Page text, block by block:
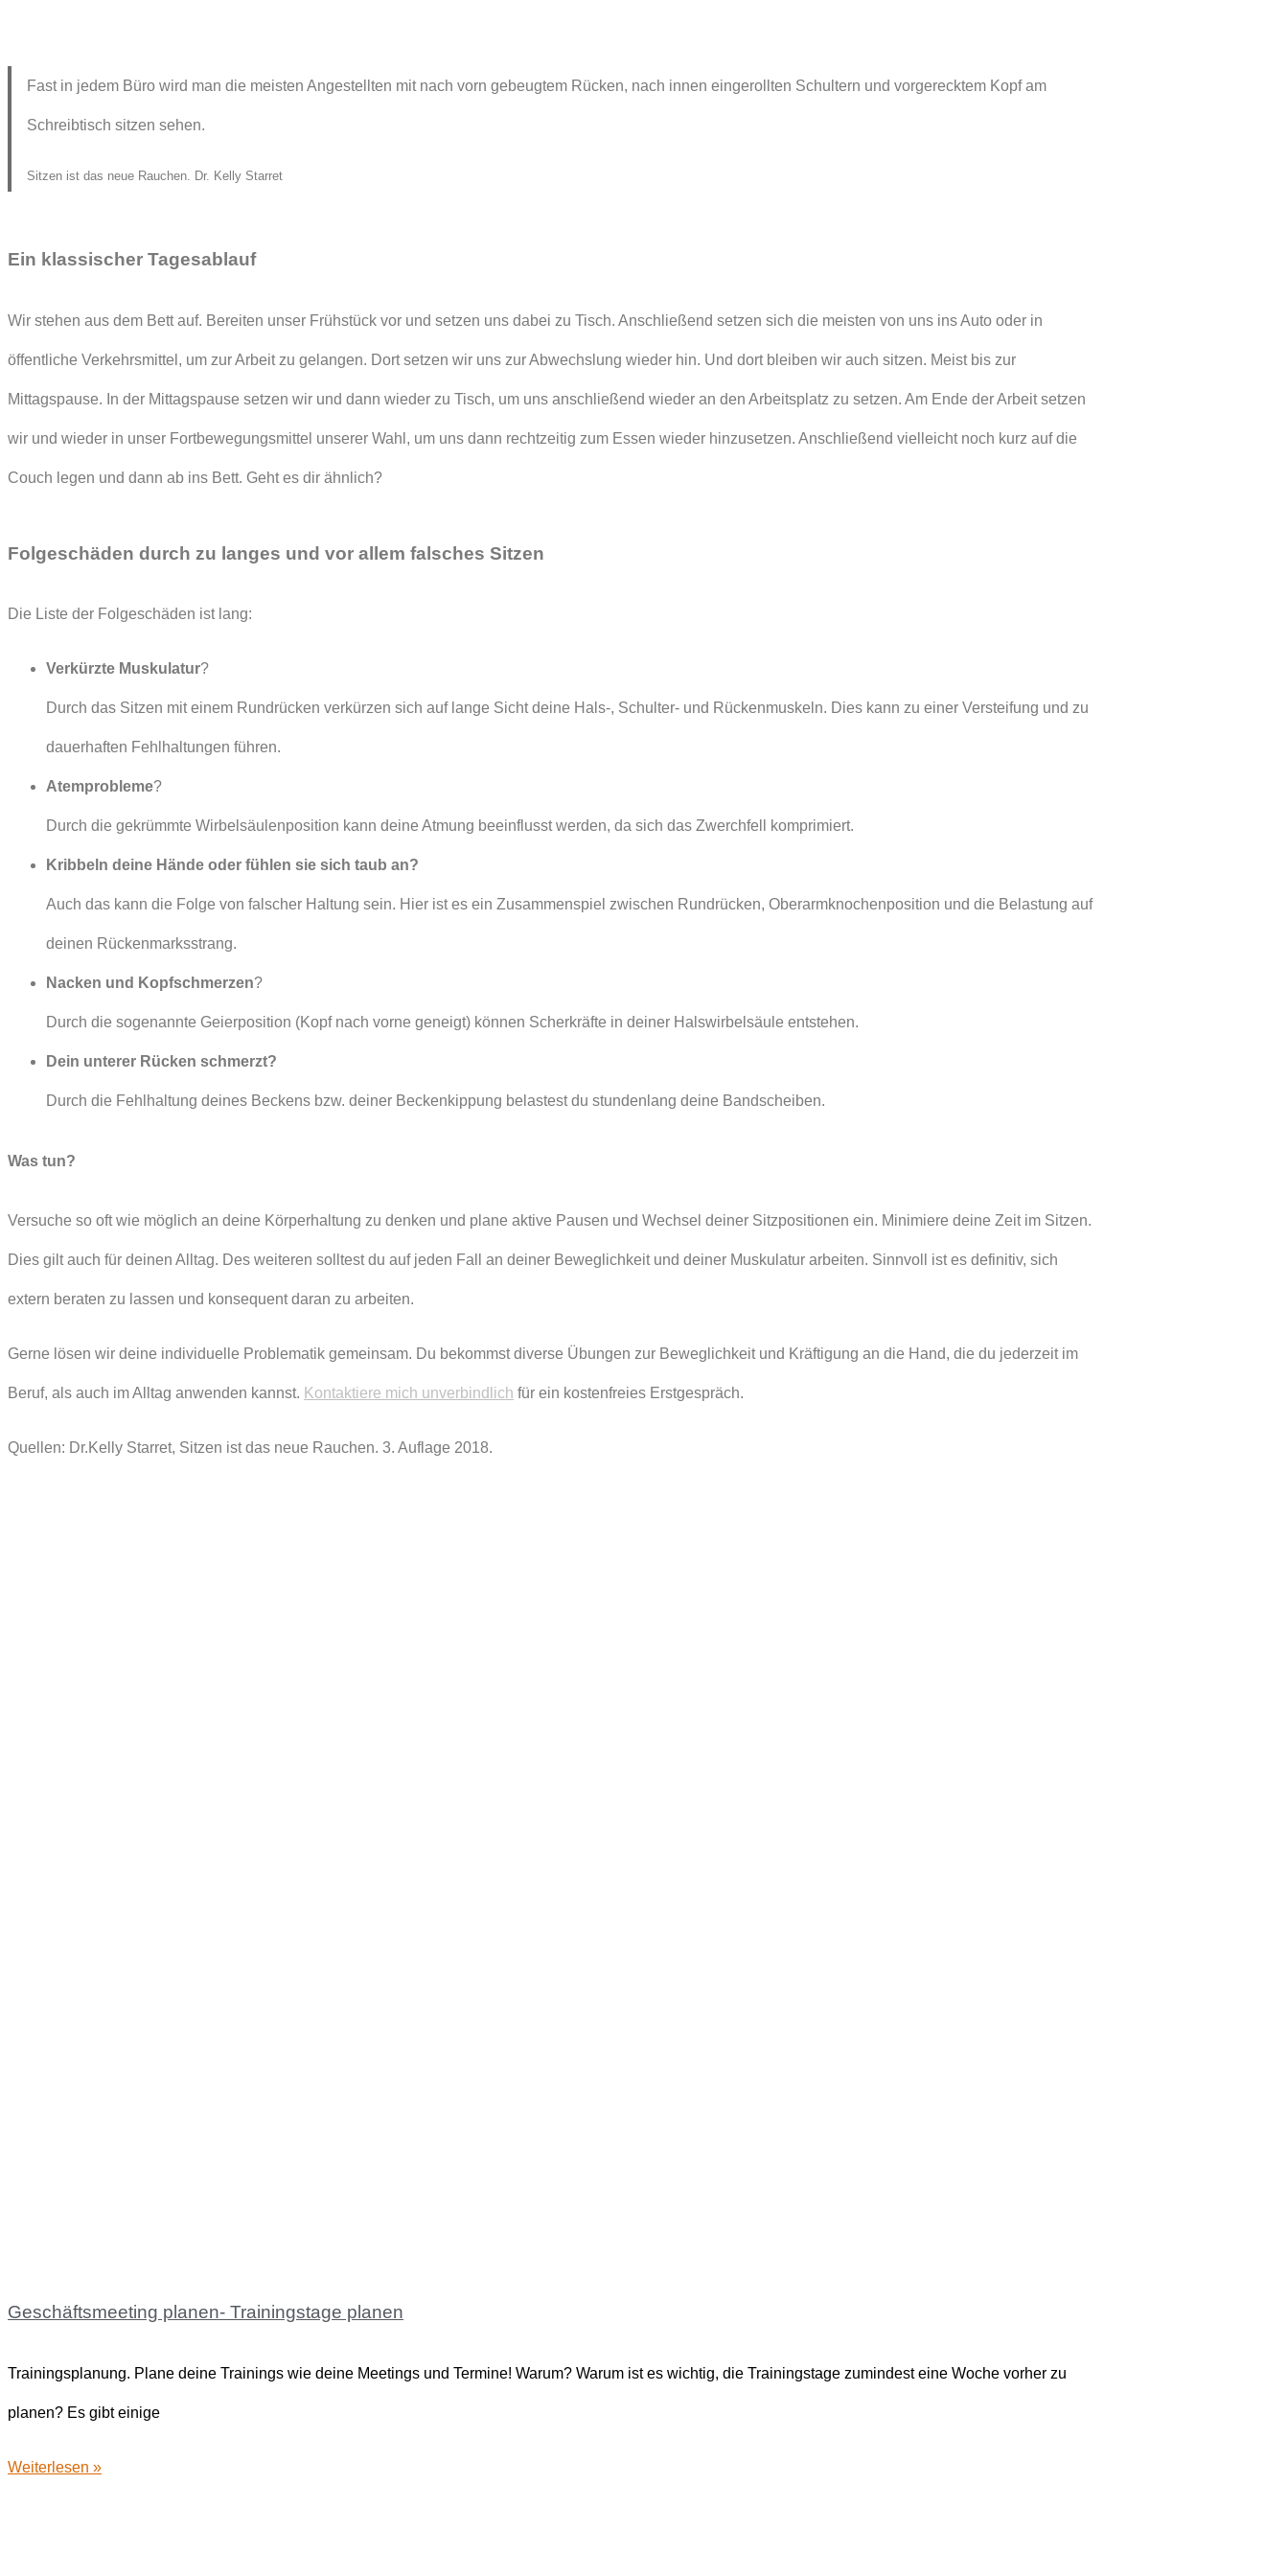
Fast in jedem Büro wird man die meisten Angestellten mit nach vorn gebeugtem Rücken, nach innen eingerollten Schultern und vorgerecktem Kopf am
Schreibtisch sitzen sehen.
Sitzen ist das neue Rauchen. Dr. Kelly Starret
Ein klassischer Tagesablauf
Wir stehen aus dem Bett auf. Bereiten unser Frühstück vor und setzen uns dabei zu Tisch. Anschließend setzen sich die meisten von uns ins Auto oder in
öffentliche Verkehrsmittel, um zur Arbeit zu gelangen. Dort setzen wir uns zur Abwechslung wieder hin. Und dort bleiben wir auch sitzen. Meist bis zur
Mittagspause. In der Mittagspause setzen wir und dann wieder zu Tisch, um uns anschließend wieder an den Arbeitsplatz zu setzen. Am Ende der Arbeit setzen
wir und wieder in unser Fortbewegungsmittel unserer Wahl, um uns dann rechtzeitig zum Essen wieder hinzusetzen. Anschließend vielleicht noch kurz auf die
Couch legen und dann ab ins Bett. Geht es dir ähnlich?
Folgeschäden durch zu langes und vor allem falsches Sitzen
Die Liste der Folgeschäden ist lang:
Verkürzte Muskulatur?
Durch das Sitzen mit einem Rundrücken verkürzen sich auf lange Sicht deine Hals-, Schulter- und Rückenmuskeln. Dies kann zu einer Versteifung und zu
dauerhaften Fehlhaltungen führen.
Atemprobleme?
Durch die gekrümmte Wirbelsäulenposition kann deine Atmung beeinflusst werden, da sich das Zwerchfell komprimiert.
Kribbeln deine Hände oder fühlen sie sich taub an?
Auch das kann die Folge von falscher Haltung sein. Hier ist es ein Zusammenspiel zwischen Rundrücken, Oberarmknochenposition und die Belastung auf
deinen Rückenmarksstrang.
Nacken und Kopfschmerzen?
Durch die sogenannte Geierposition (Kopf nach vorne geneigt) können Scherkräfte in deiner Halswirbelsäule entstehen.
Dein unterer Rücken schmerzt?
Durch die Fehlhaltung deines Beckens bzw. deiner Beckenkippung belastest du stundenlang deine Bandscheiben.
Was tun?
Versuche so oft wie möglich an deine Körperhaltung zu denken und plane aktive Pausen und Wechsel deiner Sitzpositionen ein. Minimiere deine Zeit im Sitzen.
Dies gilt auch für deinen Alltag. Des weiteren solltest du auf jeden Fall an deiner Beweglichkeit und deiner Muskulatur arbeiten. Sinnvoll ist es definitiv, sich
extern beraten zu lassen und konsequent daran zu arbeiten.
Gerne lösen wir deine individuelle Problematik gemeinsam. Du bekommst diverse Übungen zur Beweglichkeit und Kräftigung an die Hand, die du jederzeit im
Beruf, als auch im Alltag anwenden kannst. Kontaktiere mich unverbindlich für ein kostenfreies Erstgespräch.
Quellen: Dr.Kelly Starret, Sitzen ist das neue Rauchen. 3. Auflage 2018.
Geschäftsmeeting planen- Trainingstage planen
Trainingsplanung. Plane deine Trainings wie deine Meetings und Termine! Warum? Warum ist es wichtig, die Trainingstage zumindest eine Woche vorher zu
planen? Es gibt einige
Weiterlesen »